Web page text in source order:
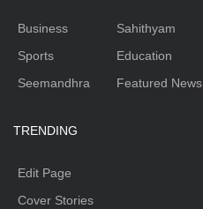
Business
Sports
Seemandhra
Sahithyam
Education
Featured News
TRENDING
Edit Page
Cover Stories